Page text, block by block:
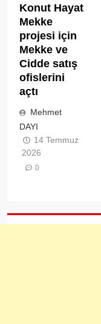
Konut Hayat
Mekke
projesi için
Mekke ve
Cidde satış
ofislerini
açtı
Mehmet
DAYI
14 Temmuz
2026
0